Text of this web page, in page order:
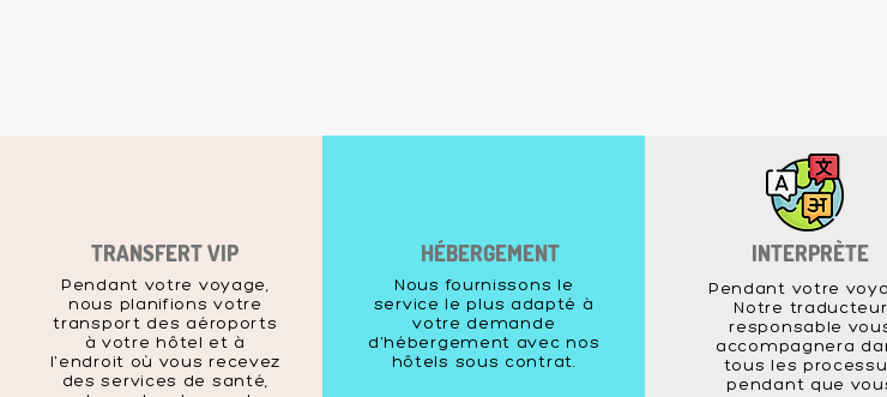
TRANSFERT VIP
Pendant votre voyage,
nous planifions votre
transport des aéroports
à votre hôtel et à
l'endroit où vous recevez
des services de santé,
HÉBERGEMENT
Nous fournissons le
service le plus adapté à
votre demande
d'hébergement avec nos
hôtels sous contrat.
INTERPRÈTE
Pendant votre
Notre traducteur
responsable
accompagnera
tous les
pendant que